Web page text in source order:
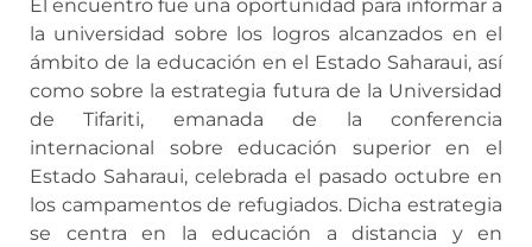
El encuentro fue una oportunidad para informar a
la universidad sobre los logros alcanzados en el
ámbito de la educación en el Estado Saharaui, así
como sobre la estrategia futura de la Universidad
de Tifariti, emanada de la conferencia
internacional sobre educación superior en el
Estado Saharaui, celebrada el pasado octubre en
los campamentos de refugiados. Dicha estrategia
se centra en la educación a distancia y en